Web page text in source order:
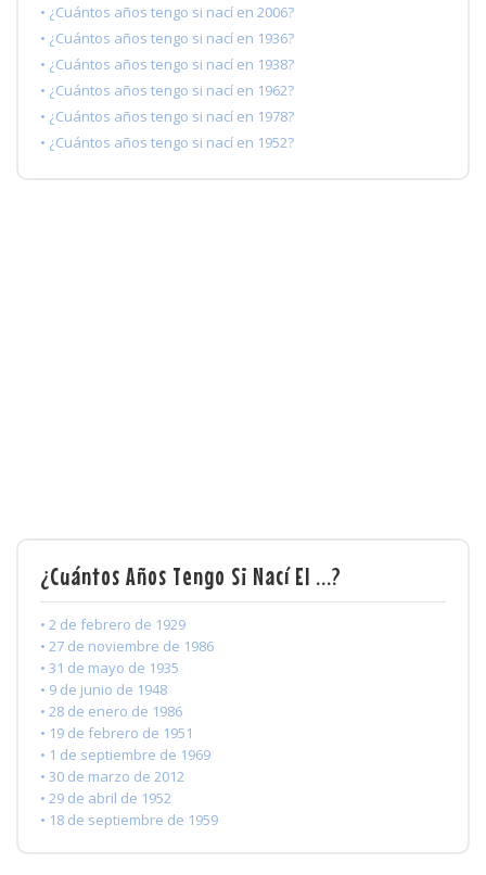
• ¿Cuántos años tengo si nací en 2006?
• ¿Cuántos años tengo si nací en 1936?
• ¿Cuántos años tengo si nací en 1938?
• ¿Cuántos años tengo si nací en 1962?
• ¿Cuántos años tengo si nací en 1978?
• ¿Cuántos años tengo si nací en 1952?
¿Cuántos Años Tengo Si Nací El ...?
• 2 de febrero de 1929
• 27 de noviembre de 1986
• 31 de mayo de 1935
• 9 de junio de 1948
• 28 de enero de 1986
• 19 de febrero de 1951
• 1 de septiembre de 1969
• 30 de marzo de 2012
• 29 de abril de 1952
• 18 de septiembre de 1959